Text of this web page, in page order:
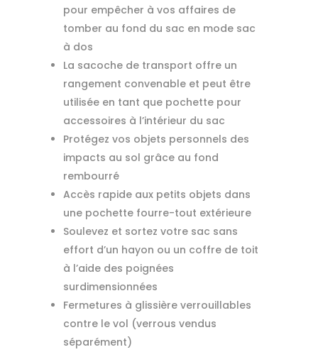
pour empêcher à vos affaires de
tomber au fond du sac en mode sac
à dos
La sacoche de transport offre un
rangement convenable et peut être
utilisée en tant que pochette pour
accessoires à l’intérieur du sac
Protégez vos objets personnels des
impacts au sol grâce au fond
rembourré
Accès rapide aux petits objets dans
une pochette fourre-tout extérieure
Soulevez et sortez votre sac sans
effort d’un hayon ou un coffre de toit
à l’aide des poignées
surdimensionnées
Fermetures à glissière verrouillables
contre le vol (verrous vendus
séparément)